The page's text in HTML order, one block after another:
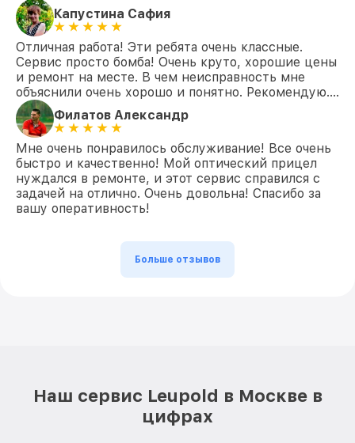
Капустина Сафия
Отличная работа! Эти ребята очень классные.
Сервис просто бомба! Очень круто, хорошие цены
и ремонт на месте. В чем неисправность мне
объяснили очень хорошо и понятно. Рекомендую….
Филатов Александр
Мне очень понравилось обслуживание! Все очень
быстро и качественно! Мой оптический прицел
нуждался в ремонте, и этот сервис справился с
задачей на отлично. Очень довольна! Спасибо за
вашу оперативность!
Больше отзывов
Наш сервис Leupold в Москве в
цифрах